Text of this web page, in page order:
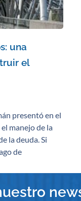
una
el
presentó en el
manejo de la
la deuda. Si
de